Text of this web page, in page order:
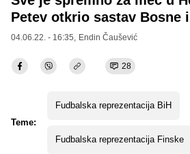
Petev otkrio sastav Bosne
04.06.22. - 16:35, Endin Čaušević
28
Teme:
Fudbalska reprezentacija BiH
Fudbalska reprezentacija Finske